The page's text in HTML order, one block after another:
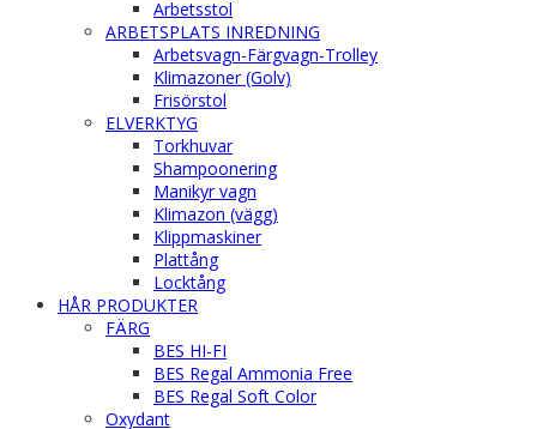
Arbetsstol
ARBETSPLATS INREDNING
Arbetsvagn-Färgvagn-Trolley
Klimazoner (Golv)
Frisörstol
ELVERKTYG
Torkhuvar
Shampoonering
Manikyr vagn
Klimazon (vägg)
Klippmaskiner
Plattång
Locktång
HÅR PRODUKTER
FÄRG
BES HI-FI
BES Regal Ammonia Free
BES Regal Soft Color
Oxydant